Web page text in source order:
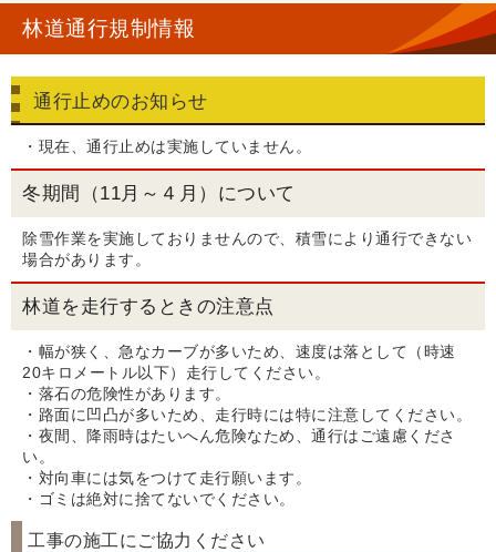
林道通行規制情報
通行止めのお知らせ
・現在、通行止めは実施していません。
冬期間（11月～４月）について
除雪作業を実施しておりませんので、積雪により通行できない
場合があります。
林道を走行するときの注意点
・幅が狭く、急なカーブが多いため、速度は落として（時速
20キロメートル以下）走行してください。
・落石の危険性があります。
・路面に凹凸が多いため、走行時には特に注意してください。
・夜間、降雨時はたいへん危険なため、通行はご遠慮くださ
い。
・対向車には気をつけて走行願います。
・ゴミは絶対に捨てないでください。
工事の施工にご協力ください